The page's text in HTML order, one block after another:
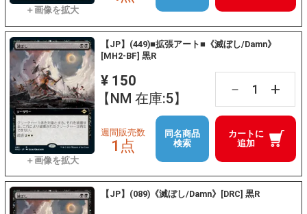
【JP】(449)■拡張アート■《滅ぼし/Damn》
[MH2-BF] 黒R
¥ 150
【NM 在庫:5】
－ +
カートに
追加
週間販売数
1点
同名商品
検索
【JP】(089)《滅ぼし/Damn》[DRC] 黒R